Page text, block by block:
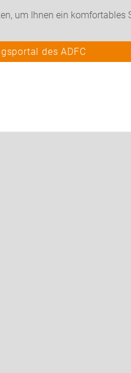
um Ihnen ein
des ADFC